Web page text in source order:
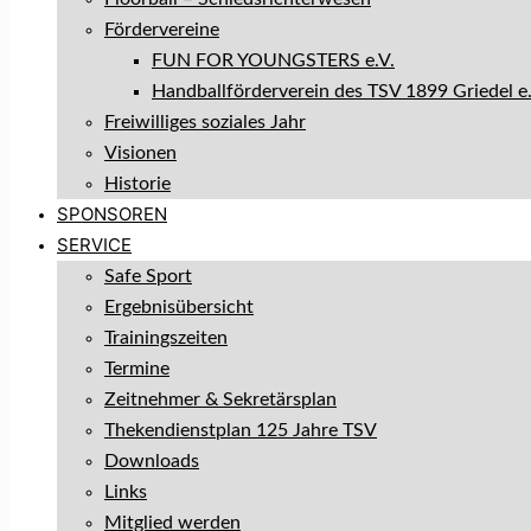
Fördervereine
FUN FOR YOUNGSTERS e.V.
Handballförderverein des TSV 1899 Griedel
Freiwilliges soziales Jahr
Visionen
Historie
SPONSOREN
SERVICE
Safe Sport
Ergebnisübersicht
Trainingszeiten
Termine
Zeitnehmer & Sekretärsplan
Thekendienstplan 125 Jahre TSV
Downloads
Links
Mitglied werden